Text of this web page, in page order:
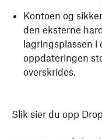
Kontoen og
den eksterne
lagringsplassen
oppdateringen
overskrides.
Slik sier du opp